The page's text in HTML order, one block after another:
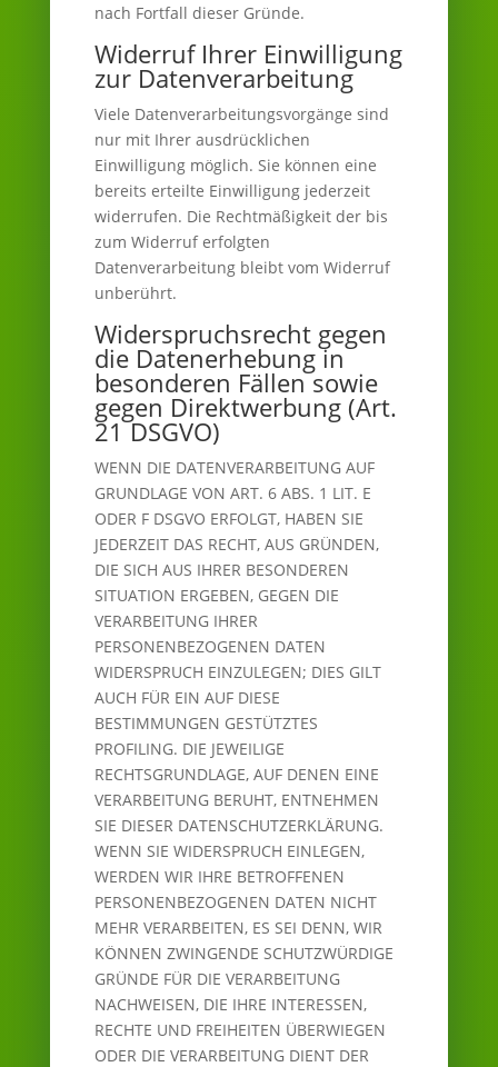
nach Fortfall dieser Gründe.
Widerruf Ihrer Einwilligung
zur Datenverarbeitung
Viele Datenverarbeitungsvorgänge sind
nur mit Ihrer ausdrücklichen
Einwilligung möglich. Sie können eine
bereits erteilte Einwilligung jederzeit
widerrufen. Die Rechtmäßigkeit der bis
zum Widerruf erfolgten
Datenverarbeitung bleibt vom Widerruf
unberührt.
Widerspruchsrecht gegen
die Datenerhebung in
besonderen Fällen sowie
gegen Direktwerbung (Art.
21 DSGVO)
WENN DIE DATENVERARBEITUNG AUF
GRUNDLAGE VON ART. 6 ABS. 1 LIT. E
ODER F DSGVO ERFOLGT, HABEN SIE
JEDERZEIT DAS RECHT, AUS GRÜNDEN,
DIE SICH AUS IHRER BESONDEREN
SITUATION ERGEBEN, GEGEN DIE
VERARBEITUNG IHRER
PERSONENBEZOGENEN DATEN
WIDERSPRUCH EINZULEGEN; DIES GILT
AUCH FÜR EIN AUF DIESE
BESTIMMUNGEN GESTÜTZTES
PROFILING. DIE JEWEILIGE
RECHTSGRUNDLAGE, AUF DENEN EINE
VERARBEITUNG BERUHT, ENTNEHMEN
SIE DIESER DATENSCHUTZERKLÄRUNG.
WENN SIE WIDERSPRUCH EINLEGEN,
WERDEN WIR IHRE BETROFFENEN
PERSONENBEZOGENEN DATEN NICHT
MEHR VERARBEITEN, ES SEI DENN, WIR
KÖNNEN ZWINGENDE SCHUTZWÜRDIGE
GRÜNDE FÜR DIE VERARBEITUNG
NACHWEISEN, DIE IHRE INTERESSEN,
RECHTE UND FREIHEITEN ÜBERWIEGEN
ODER DIE VERARBEITUNG DIENT DER